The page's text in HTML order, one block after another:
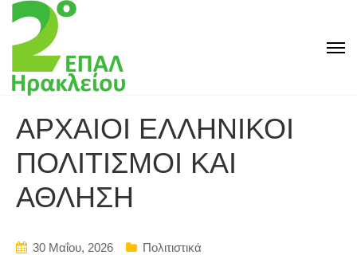
AΡΧΑΙΟΙ ΕΛΛΗΝΙΚΟΙ
ΠΟΛΙΤΙΣΜΟΙ ΚΑΙ
ΑΘΛΗΣΗ
30 Μαΐου, 2026 Πολιτιστικά